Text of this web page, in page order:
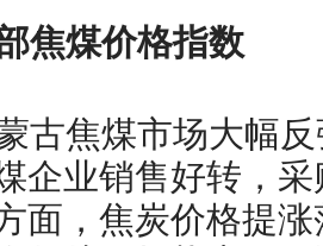
焦煤价格指数
古焦煤市场大幅
企业销售好转，
面，焦炭价格提